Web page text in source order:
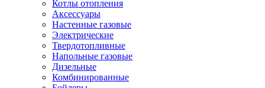
Котлы отопления
Аксессуары
Настенные газовые
Электрические
Твердотопливные
Напольные газовые
Дизельные
Комбинированные